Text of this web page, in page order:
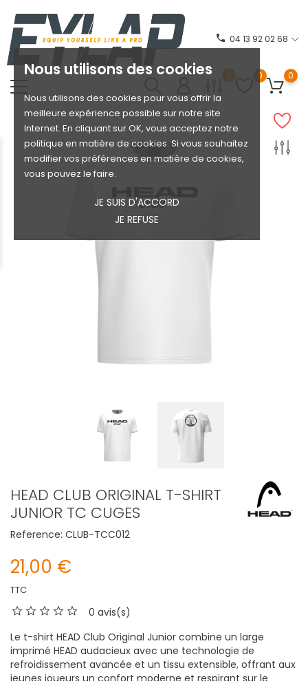
Nous utilisons des cookies
Nous utilisons des cookies pour vous offrir la
meilleure expérience possible sur notre site
Internet. En cliquant sur OK, vous acceptez notre
politique en matière de cookies. Si vous souhaitez
modifier vos préférences en matière de cookies,
vous pouvez le faire.
JE SUIS D'ACCORD
JE REFUSE
phone 04 13 92 02 68
0 0 0
HEAD CLUB ORIGINAL T-SHIRT
JUNIOR TC CUGES
Reference: CLUB-TCC012
21,00 €
TTC
0 avis(s)
Le t-shirt HEAD Club Original Junior combine un large
imprimé HEAD audacieux avec une technologie de
refroidissement avancée et un tissu extensible, offrant aux
jeunes joueurs un confort moderne et respirant sur le